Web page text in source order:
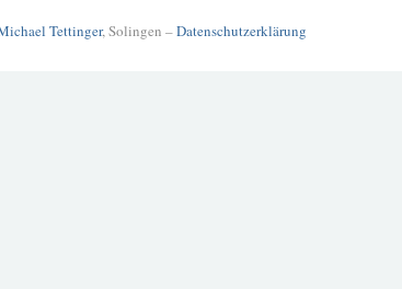
Tettinger, Solingen –Datenschutzerklärung